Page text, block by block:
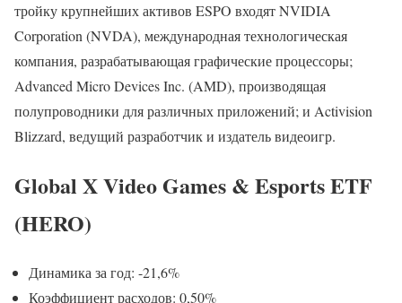
тройку крупнейших активов ESPO входят NVIDIA
Corporation (NVDA), международная технологическая
компания, разрабатывающая графические процессоры;
Advanced Micro Devices Inc. (AMD), производящая
полупроводники для различных приложений; и Activision
Blizzard, ведущий разработчик и издатель видеоигр.
Global X Video Games & Esports ETF
(HERO)
Динамика за год: -21,6%
Коэффициент расходов: 0,50%